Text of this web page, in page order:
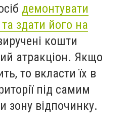
демонтувати
здати його на
кошти
атракціон. Якщо
то вкласти їх в
під самим
зону відпочинку.